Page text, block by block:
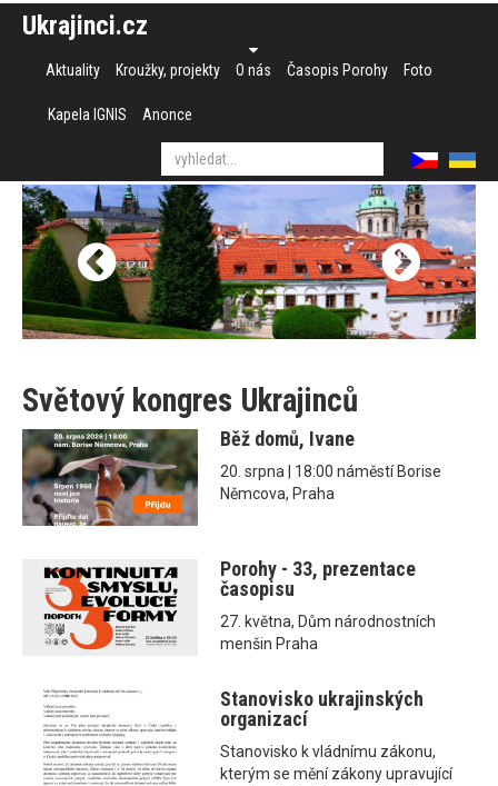
Ukrajinci.cz
Aktuality Kroužky, projekty O nás Časopis Porohy Foto
Kapela IGNIS Anonce
Světový kongres Ukrajinců
Běž domů, Ivane
20. srpna | 18:00 náměstí Borise
Němcova, Praha
Porohy - 33, prezentace
časopisu
27. května, Dům národnostních
menšin Praha
Stanovisko ukrajinských
organizací
Stanovisko k vládnímu zákonu,
kterým se mění zákony upravující